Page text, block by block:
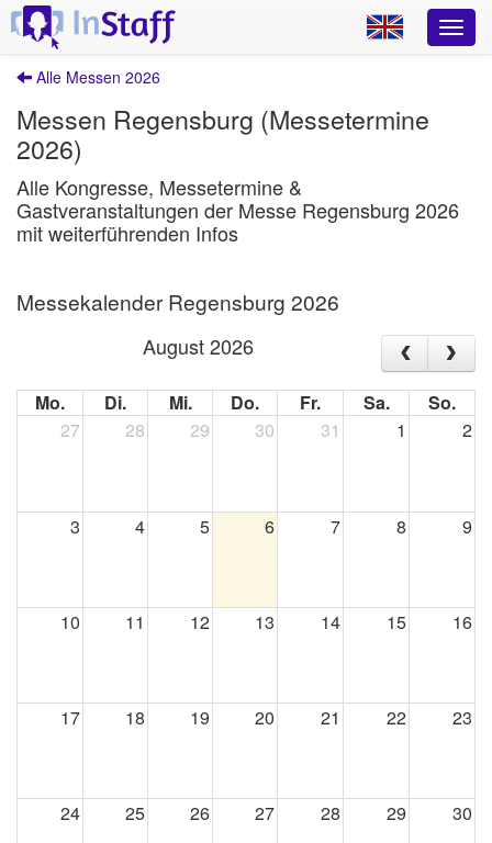
Alle Messen 2026
Messen Regensburg (Messetermine
2026)
Alle Kongresse, Messetermine &
Gastveranstaltungen der Messe Regensburg 2026
mit weiterführenden Infos
Messekalender Regensburg 2026
August 2026
Mo. Di. Mi. Do. Fr. Sa.
So.
27
28 29 30 31 1 2
3 4 5 6 7 8 9
10 11 12 13 14 15 16
17 18 19 20 21 22 23
24 25 26 27 28 29 30